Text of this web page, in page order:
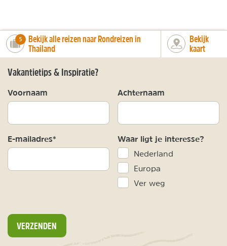
number_of_trips:
5
Bekijk alle reizen naar Rondreizen in
Thailand
Bekijk
kaart
Vakantietips & Inspiratie?
Voornaam Achternaam
E-mailadres* Waar ligt je interesse?
Nederland
Europa
Ver weg
VERZENDEN